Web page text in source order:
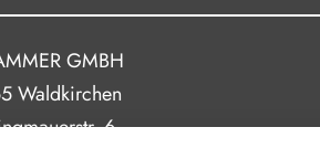
GMBH
Waldkirchen
6